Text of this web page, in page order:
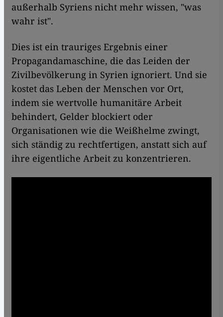
außerhalb Syriens nicht mehr wissen, "was
wahr ist".
Dies ist ein trauriges Ergebnis einer
Propagandamaschine, die das Leiden der
Zivilbevölkerung in Syrien ignoriert. Und sie
kostet das Leben der Menschen vor Ort,
indem sie wertvolle humanitäre Arbeit
behindert, Gelder blockiert oder
Organisationen wie die Weißhelme zwingt,
sich ständig zu rechtfertigen, anstatt sich auf
ihre eigentliche Arbeit zu konzentrieren.